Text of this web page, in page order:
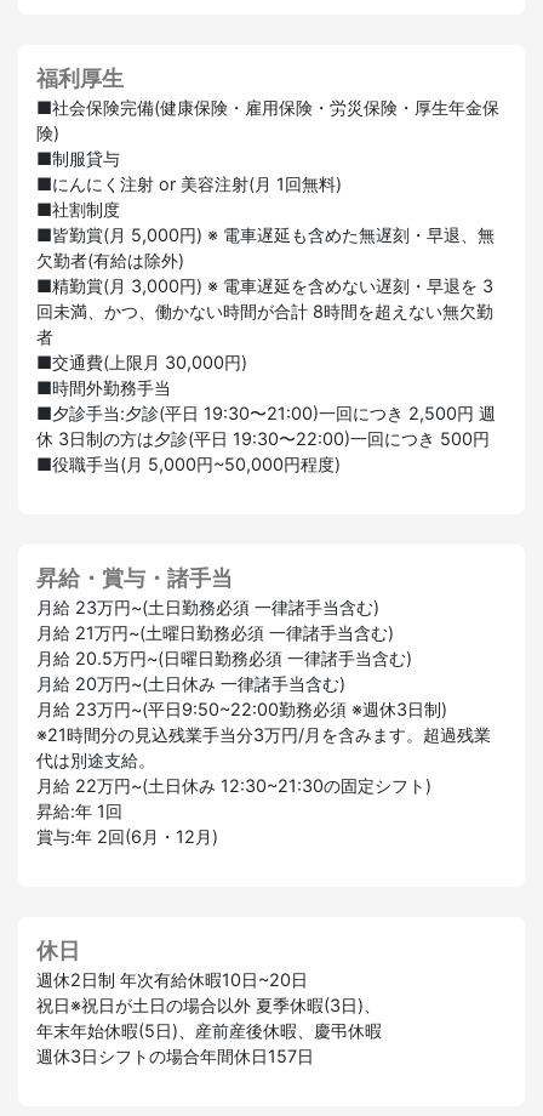
福利厚生
■社会保険完備(健康保険・雇用保険・労災保険・厚生年金保
険)
■制服貸与
■にんにく注射 or 美容注射(月 1回無料)
■社割制度
■皆勤賞(月 5,000円) ※ 電車遅延も含めた無遅刻・早退、無
欠勤者(有給は除外)
■精勤賞(月 3,000円) ※ 電車遅延を含めない遅刻・早退を 3
回未満、かつ、働かない時間が合計 8時間を超えない無欠勤
者
■交通費(上限月 30,000円)
■時間外勤務手当
■夕診手当:夕診(平日 19:30〜21:00)一回につき 2,500円 週
休 3日制の方は夕診(平日 19:30〜22:00)一回につき 500円
■役職手当(月 5,000円~50,000円程度)
昇給・賞与・諸手当
月給 23万円~(土日勤務必須 一律諸手当含む)
月給 21万円~(土曜日勤務必須 一律諸手当含む)
月給 20.5万円~(日曜日勤務必須 一律諸手当含む)
月給 20万円~(土日休み 一律諸手当含む)
月給 23万円~(平日9:50~22:00勤務必須 ※週休3日制)
※21時間分の見込残業手当分3万円/月を含みます。超過残業
代は別途支給。
月給 22万円~(土日休み 12:30~21:30の固定シフト)
昇給:年 1回
賞与:年 2回(6月・12月)
休日
週休2日制 年次有給休暇10日~20日
祝日※祝日が土日の場合以外 夏季休暇(3日)、
年末年始休暇(5日)、産前産後休暇、慶弔休暇
週休3日シフトの場合年間休日157日